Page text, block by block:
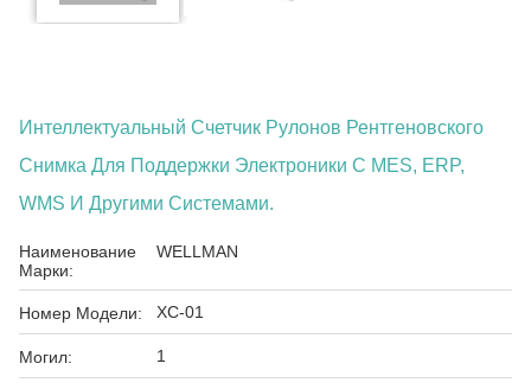
Интеллектуальный Счетчик Рулонов Рентгеновского
Снимка Для Поддержки Электроники С MES, ERP,
WMS И Другими Системами.
Наименование
Марки:
WELLMAN
Номер Модели: ХС-01
Могил: 1